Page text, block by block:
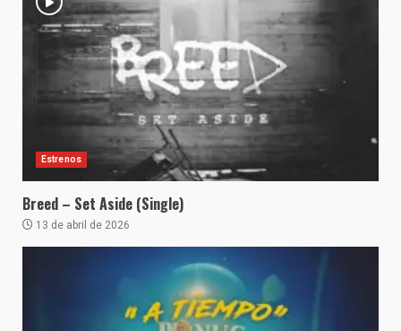
Estrenos
Breed – Set Aside (Single)
13 de abril de 2026